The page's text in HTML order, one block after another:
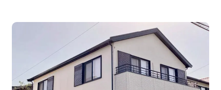
いえもる
外壁のミカタ（塗り替え相談所）
住まい探しのミカタ